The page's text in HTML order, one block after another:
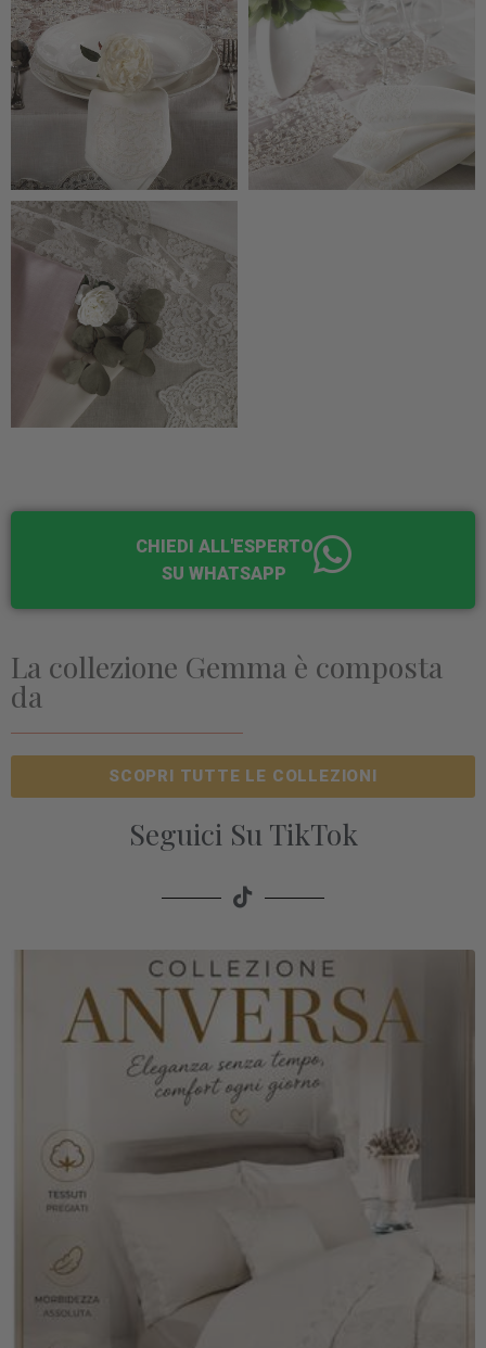
CHIEDI ALL'ESPERTO
SU WHATSAPP
La collezione Gemma è composta
da
SCOPRI TUTTE LE COLLEZIONI
Seguici Su TikTok